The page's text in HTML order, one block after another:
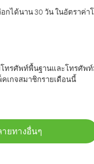
ได้นาน 30 วัน ในอัตราค่า
ทรศัพท์พื้นฐานและโทรศัพ
เกจสมาชิกรายเดือนนี้
ยทางอื่นๆ